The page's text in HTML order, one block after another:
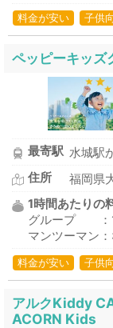
料金が安い 子供
ペッピーキッズ
最寄駅 水城駅
住所
福岡県
1時間あたりの
グループ ：
マンツーマン
料金が安い 子供
アルクKiddy
ACORN Kids